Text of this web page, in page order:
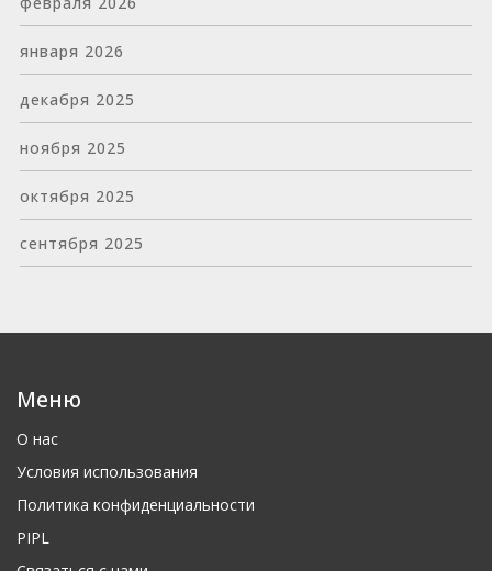
января 2026
декабря 2025
ноября 2025
октября 2025
сентября 2025
Меню
О нас
Условия использования
Политика конфиденциальности
PIPL